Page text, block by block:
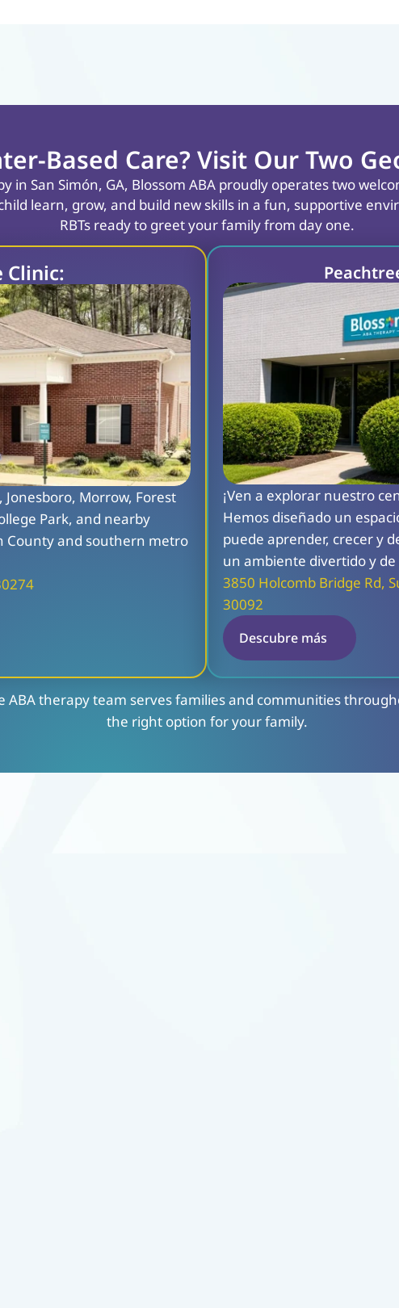
Based Care? Visit Our Two
in San Simón, GA, Blossom ABA proudly operates two
learn, grow, and build new skills in a fun, supportive
RBTs ready to greet your family from day one.
Clinic:
Morrow, Forest
Park, and nearby
County and southern metro
¡Ven a explorar nuestro
Hemos diseñado un
puede aprender, crecer y
un ambiente divertido y de
3850 Holcomb Bridge Rd,
30092
Descubre más
ABA therapy team serves families and communities
the right option for your family.